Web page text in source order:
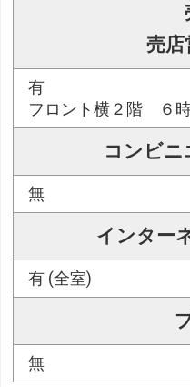
売店
有
フロント横２階 ６
コンビ
無
インター
有 (全室)
無